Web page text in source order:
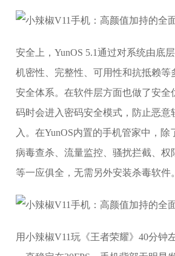
安全上，YunOS 5.1通过对系统由底
机密性、完整性、可用性和抗抵赖等
安全体系。在软件层方面也做了安全
码时会进入密码安全模式，防止恶意
入。在YunOS内置的手机管家中，除
病毒查杀、流量监控、骚扰拦截、权
等一应俱全，无需另外安装杀毒软件。
用小辣椒V11玩《王者荣耀》40分钟